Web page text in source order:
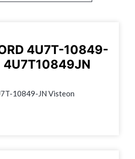
4U7T-10849-
10849-JN Visteon